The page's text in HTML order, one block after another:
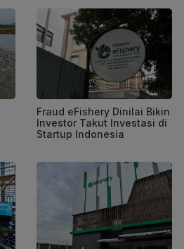
Fraud eFishery Dinilai Bikin
Investor Takut Investasi di
Startup Indonesia